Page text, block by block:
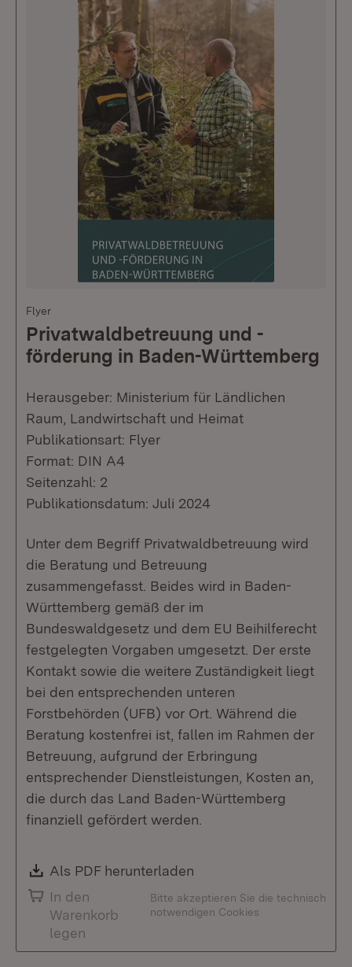
Flyer
Privatwaldbetreuung und -
förderung in Baden-Württemberg
Herausgeber: Ministerium für Ländlichen
Raum, Landwirtschaft und Heimat
Publikationsart: Flyer
Format: DIN A4
Seitenzahl: 2
Publikationsdatum: Juli 2024
Unter dem Begriff Privatwaldbetreuung wird
die Beratung und Betreuung
zusammengefasst. Beides wird in Baden-
Württemberg gemäß der im
Bundeswaldgesetz und dem EU Beihilferecht
festgelegten Vorgaben umgesetzt. Der erste
Kontakt sowie die weitere Zuständigkeit liegt
bei den entsprechenden unteren
Forstbehörden (UFB) vor Ort. Während die
Beratung kostenfrei ist, fallen im Rahmen der
Betreuung, aufgrund der Erbringung
entsprechender Dienstleistungen, Kosten an,
die durch das Land Baden-Württemberg
finanziell gefördert werden.
Download:
Als PDF herunterladen
In den
Warenkorb
legen
Bitte akzeptieren Sie die technisch
notwendigen Cookies